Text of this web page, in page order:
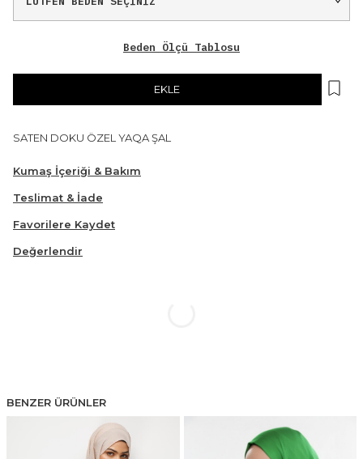
Beden Ölçü Tablosu
EKLE
SATEN DOKU ÖZEL YAQA ŞAL
Kumaş İçeriği & Bakım
Teslimat & İade
Favorilere Kaydet
Değerlendir
BENZER ÜRÜNLER